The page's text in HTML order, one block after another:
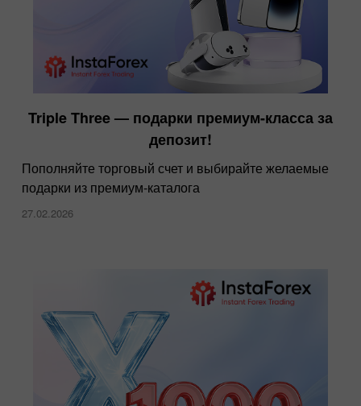
Triple Three — подарки премиум-класса за
депозит!
Пополняйте торговый счет и выбирайте желаемые
подарки из премиум-каталога
27.02.2026